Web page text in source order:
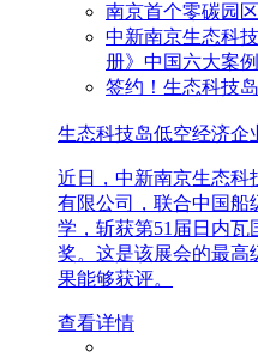
南京首个零碳园
中新南京生态科
册》中国六大案
签约！生态科技
生态科技岛低空经济企
近日，中新南京生态科
有限公司，联合中国船
学，斩获第51届日内瓦
奖。这是该展会的最高
果能够获评。
查看详情